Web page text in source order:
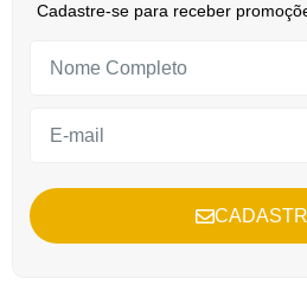
Cadastre-se para receber